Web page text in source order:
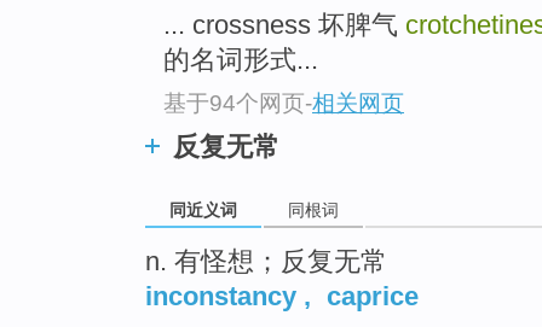
... crossness 坏脾气
的名词形式...
基于94个网页-相关网页
反复无常
同近义词 同根词
n. 有怪想；反复无常
inconstancy , caprice